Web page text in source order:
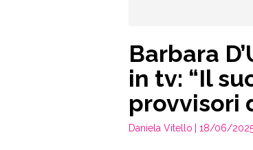
Barbara
in tv: “Il
provvisori
Daniela Vitello | 18/06/